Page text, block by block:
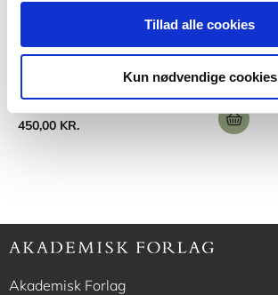
Tillad alle cookies
Kun nødvendige cookies
Sprogstimulering
450,00 KR.
Akademisk Forlag